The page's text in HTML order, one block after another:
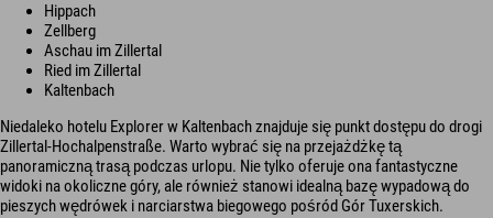
Hippach
Zellberg
Aschau im Zillertal
Ried im Zillertal
Kaltenbach
Niedaleko hotelu Explorer w Kaltenbach znajduje się punkt dostępu do drogi
Zillertal-Hochalpenstraße. Warto wybrać się na przejażdżkę tą
panoramiczną trasą podczas urlopu. Nie tylko oferuje ona fantastyczne
widoki na okoliczne góry, ale również stanowi idealną bazę wypadową do
pieszych wędrówek i narciarstwa biegowego pośród Gór Tuxerskich.